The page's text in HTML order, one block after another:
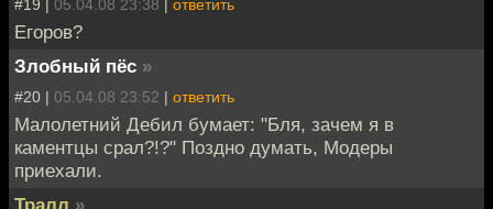
#19 | 05.04.08 23:38 | ответить
Егоров?
Злобный пёс »
#20 | 05.04.08 23:52 | ответить
Малолетний Дебил бумает: "Бля, зачем я в
каментцы срал?!?" Поздно думать, Модеры
приехали.